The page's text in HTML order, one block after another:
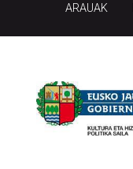
ARAUAK